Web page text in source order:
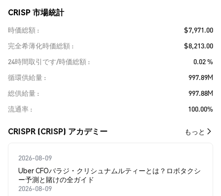
CRISP 市場統計
時価総額
$7,971.00
完全希薄化時価総額
$8,213.00
24時間取引です/時価総額
0.02 %
循環供給量
997.89M
総供給量
997.88M
流通率
100.00%
CRISPR (CRISP) アカデミー もっと
2026-08-09
Uber CFOバラジ・クリシュナムルティーとは？ロボタクシ
ー予測と賭けの全ガイド
2026-08-09